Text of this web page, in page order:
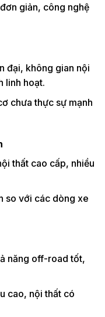
giản, công nghệ
đại, không gian nội
linh hoạt.
chưa thực sự mạnh
thất cao cấp, nhiều
so với các dòng xe
năng off-road tốt,
cao, nội thất có